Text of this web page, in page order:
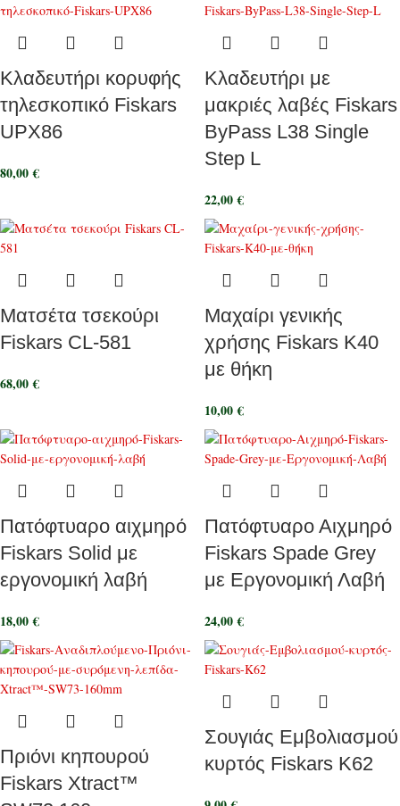
Κλαδευτήρι κορυφής
τηλεσκοπικό Fiskars
UPX86
80,00€
Κλαδευτήρι με
μακριές λαβές Fiskars
ByPass L38 Single
Step L
22,00€
Ματσέτα τσεκούρι
Fiskars CL-581
68,00€
Μαχαίρι γενικής
χρήσης Fiskars K40
με θήκη
10,00€
Πατόφτυαρο αιχμηρό
Fiskars Solid με
εργονομική λαβή
18,00€
Πατόφτυαρο Αιχμηρό
Fiskars Spade Grey
με Εργονομική Λαβή
24,00€
Πριόνι κηπουρού
Fiskars Xtract™
Σουγιάς Εμβολιασμού
κυρτός Fiskars K62